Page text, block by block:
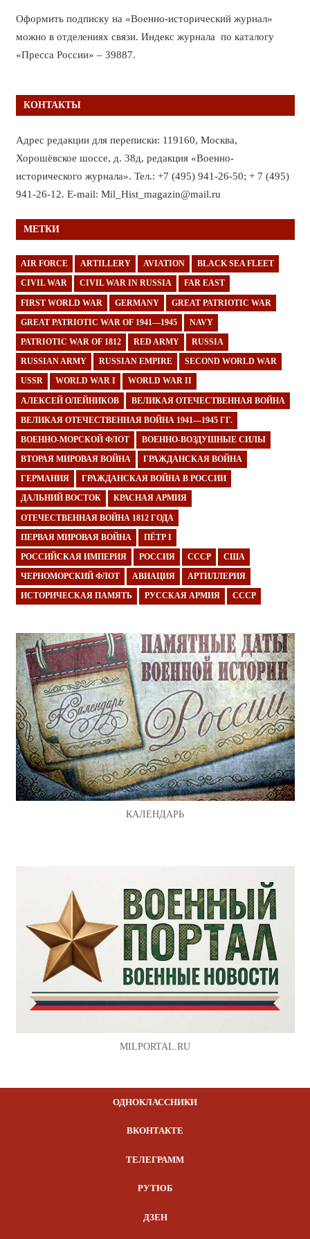
Оформить подписку на «Военно-исторический журнал»
можно в отделениях связи. Индекс журнала по каталогу
«Пресса России» – 39887.
КОНТАКТЫ
Адрес редакции для переписки: 119160, Москва,
Хорошёвское шоссе, д. 38д, редакция «Военно-
исторического журнала». Тел.: +7 (495) 941-26-50; + 7 (495)
941-26-12. E-mail: Mil_Hist_magazin@mail.ru
МЕТКИ
AIR FORCE ARTILLERY AVIATION BLACK SEA FLEET
CIVIL WAR CIVIL WAR IN RUSSIA FAR EAST
FIRST WORLD WAR GERMANY GREAT PATRIOTIC WAR
GREAT PATRIOTIC WAR OF 1941—1945 NAVY
PATRIOTIC WAR OF 1812 RED ARMY RUSSIA
RUSSIAN ARMY RUSSIAN EMPIRE SECOND WORLD WAR
USSR WORLD WAR I WORLD WAR II
АЛЕКСЕЙ ОЛЕЙНИКОВ ВЕЛИКАЯ ОТЕЧЕСТВЕННАЯ ВОЙНА
ВЕЛИКАЯ ОТЕЧЕСТВЕННАЯ ВОЙНА 1941—1945 ГГ.
ВОЕННО-МОРСКОЙ ФЛОТ ВОЕННО-ВОЗДУШНЫЕ СИЛЫ
ВТОРАЯ МИРОВАЯ ВОЙНА ГРАЖДАНСКАЯ ВОЙНА
ГЕРМАНИЯ ГРАЖДАНСКАЯ ВОЙНА В РОССИИ
ДАЛЬНИЙ ВОСТОК КРАСНАЯ АРМИЯ
ОТЕЧЕСТВЕННАЯ ВОЙНА 1812 ГОДА
ПЕРВАЯ МИРОВАЯ ВОЙНА ПЁТР I
РОССИЙСКАЯ ИМПЕРИЯ РОССИЯ СССР США
ЧЕРНОМОРСКИЙ ФЛОТ АВИАЦИЯ АРТИЛЛЕРИЯ
ИСТОРИЧЕСКАЯ ПАМЯТЬ РУССКАЯ АРМИЯ СССР
КАЛЕНДАРЬ
MILPORTAL.RU
ОДНОКЛАССНИКИ
ВКОНТАКТЕ
ТЕЛЕГРАММ
РУТЮБ
ДЗЕН